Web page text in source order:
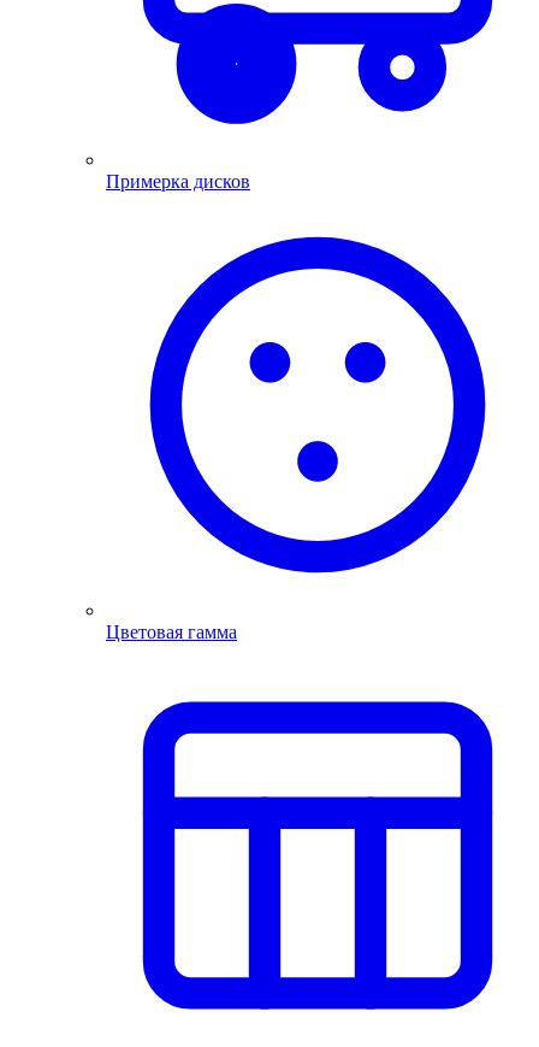
Примерка дисков
Цветовая гамма